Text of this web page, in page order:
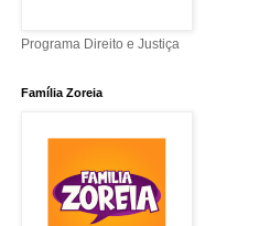
Programa Direito e Justiça
Família Zoreia